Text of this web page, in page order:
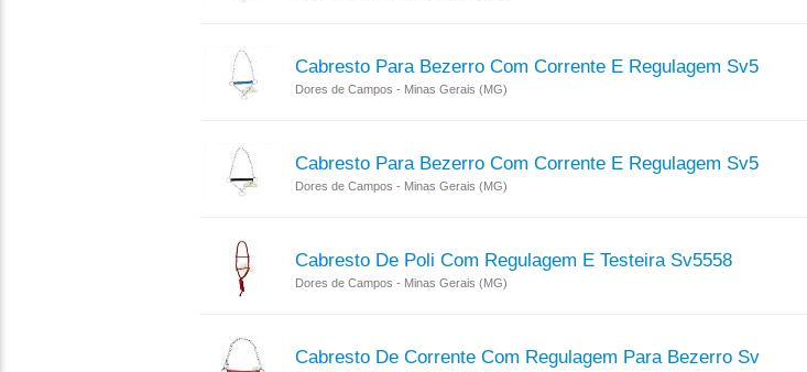
Cabresto Para Bezerro Com Corrente E Regulagem Sv5
Dores de Campos - Minas Gerais (MG)
Cabresto Para Bezerro Com Corrente E Regulagem Sv5
Dores de Campos - Minas Gerais (MG)
Cabresto De Poli Com Regulagem E Testeira Sv5558
Dores de Campos - Minas Gerais (MG)
Cabresto De Corrente Com Regulagem Para Bezerro Sv